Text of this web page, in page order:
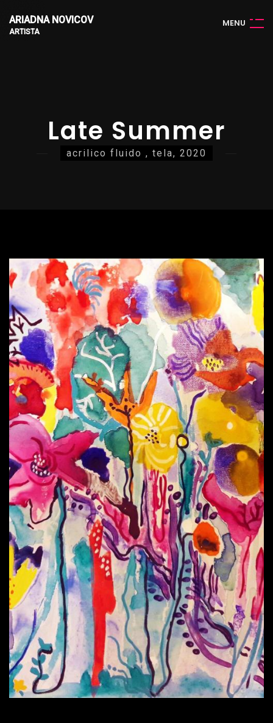
ARIADNA NOVICOV
ARTISTA
MENU
Late Summer
acrilico fluido , tela, 2020